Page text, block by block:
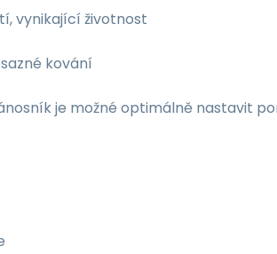
vynikající životnost
kování
je možné optimálně nastavit